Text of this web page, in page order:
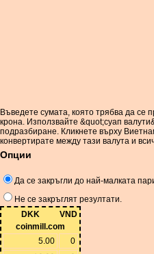
Въведете сумата, която трябва да се
крона. Използвайте &quot;суап
подразбиране. Кликнете върху
конвертирате между тази валута и
Опции
Да се ​​закръгли до най-малката
Не се закръглят резултати.
DKK
VND
coinmill.com
5.00
0